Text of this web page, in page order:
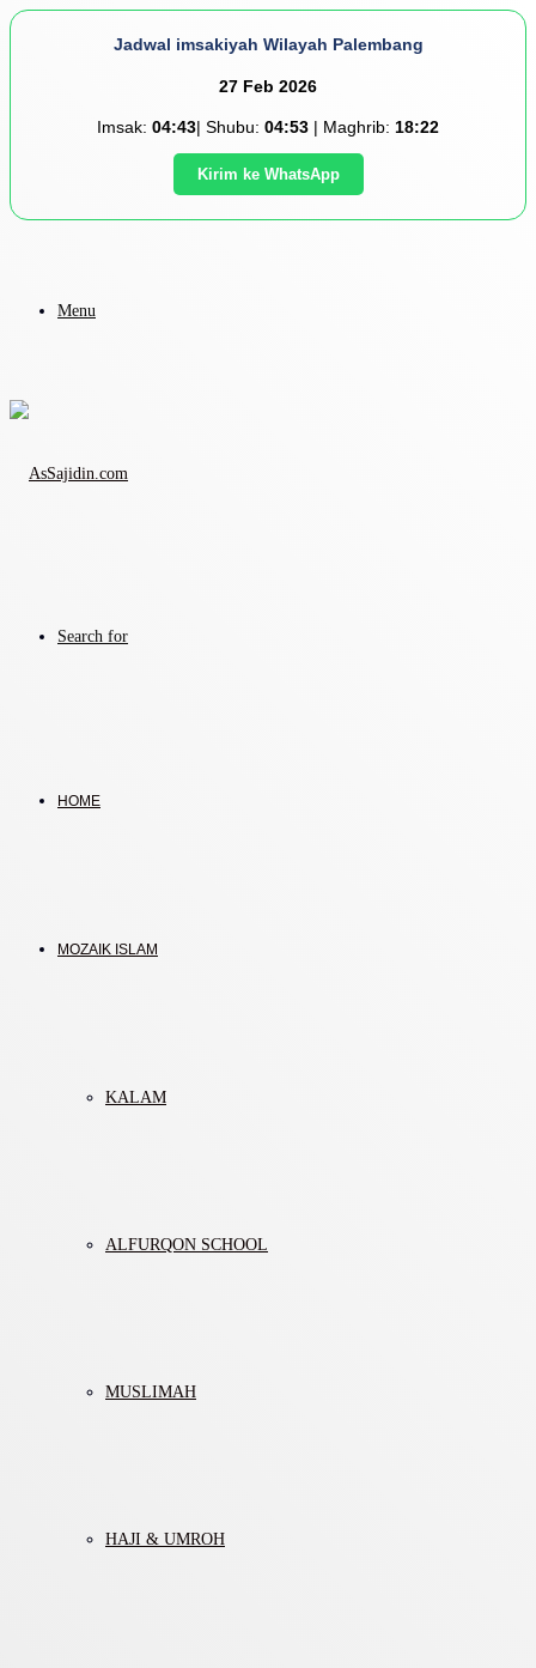
Jadwal imsakiyah Wilayah Palembang
27 Feb 2026
Imsak: 04:43| Shubu: 04:53 | Maghrib: 18:22
Kirim ke WhatsApp
Menu
Search for
HOME
MOZAIK ISLAM
KALAM
ALFURQON SCHOOL
MUSLIMAH
HAJI & UMROH